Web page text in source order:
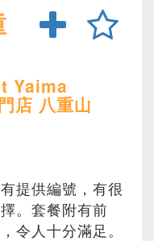
Yaima
店 八重山
提供編號，有很
。套餐附有前
令人十分滿足。